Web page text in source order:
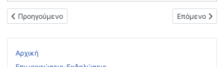
Αρχική
Προηγούμενο άρθρο: Πρόσκληση για συμμετοχή στο 3ο
Προηγούμενο Επόμενο
Επόμενο